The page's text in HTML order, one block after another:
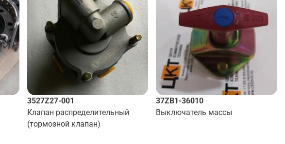
3527Z27-001
Клапан распределительный
(тормозной клапан)
37ZB1-36010
Выключатель массы